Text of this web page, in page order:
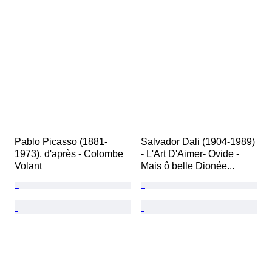
Pablo Picasso (1881-
1973), d'après - Colombe
Volant
Salvador Dali (1904-1989)
- L'Art D'Aimer- Ovide -
Mais ô belle Dionée...